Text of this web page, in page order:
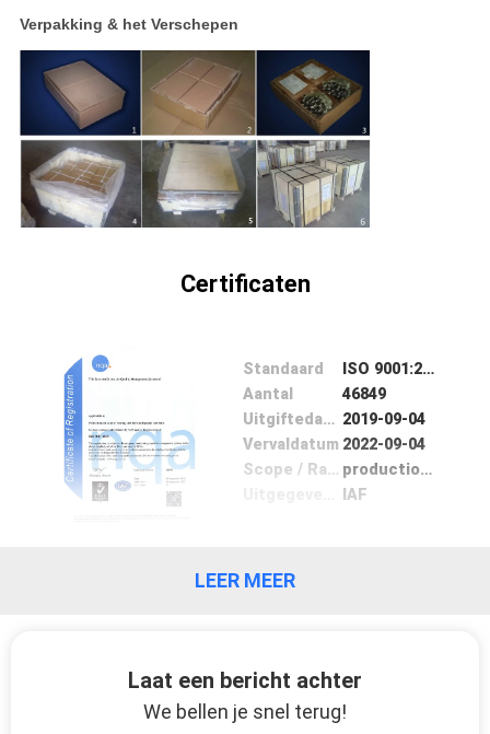
Verpakking & het Verschepen
Certificaten
Standaard
ISO 9001:2005
Aantal
46849
Uitgiftedatum 2019-09-04
Vervaldatum 2022-09-04
Scope / Range
production and sales of bearing steel balls and special steel balls
IAF
LEER MEER
Laat een bericht achter
We bellen je snel terug!